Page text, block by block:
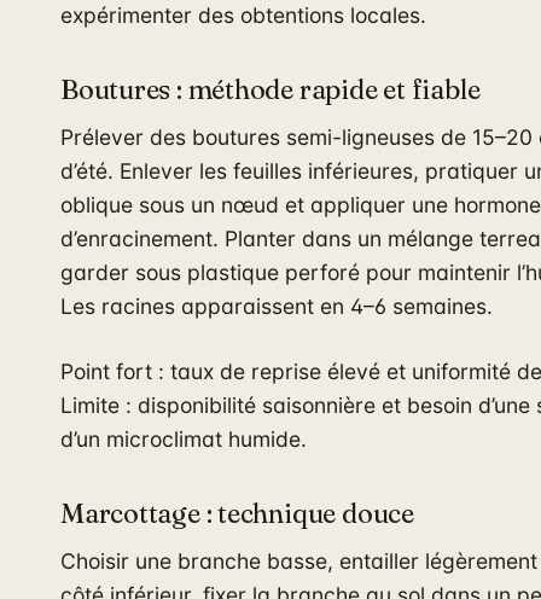
expérimenter des obtentions locales.
Boutures : méthode rapide et fiable
Prélever des boutures semi-ligneuses de 15–20
d’été. Enlever les feuilles inférieures, pratiquer
oblique sous un nœud et appliquer une hormone
d’enracinement. Planter dans un mélange
garder sous plastique perforé pour maintenir
Les racines apparaissent en 4–6 semaines.
Point fort : taux de reprise élevé et uniformité
Limite : disponibilité saisonnière et besoin d’une
d’un microclimat humide.
Marcottage : technique douce
Choisir une branche basse, entailler légèrement